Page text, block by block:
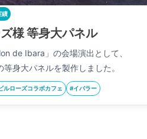
績
様 等身大パネル
de Ibara」の会場演出として、
身大パネルを製作しました。
ルローズコラボカフェ #イバラー